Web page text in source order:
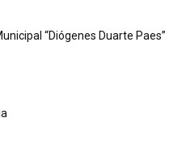
“Diógenes Duarte Paes”